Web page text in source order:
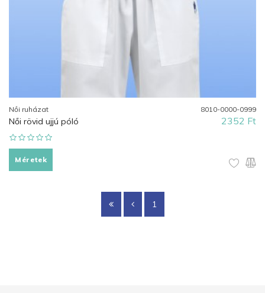
Női ruházat 8010-0000-0999
Női rövid ujjú póló 2352 Ft
Méretek
1